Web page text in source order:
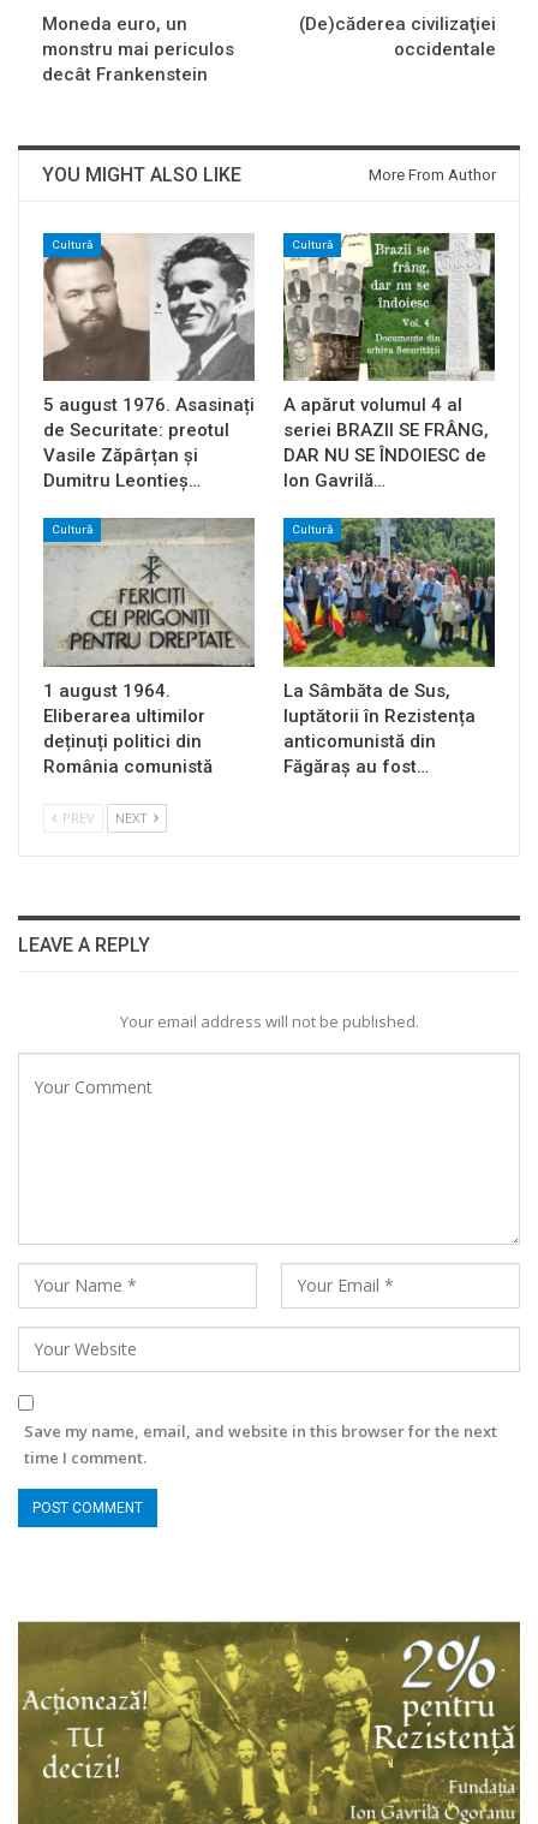
Moneda euro, un
monstru mai periculos
decât Frankenstein
(De)căderea civilizaţiei
occidentale
YOU MIGHT ALSO LIKE More From Author
Cultură
5 august 1976. Asasinați
de Securitate: preotul
Vasile Zăpârțan și
Dumitru Leontieș…
Cultură
A apărut volumul 4 al
seriei BRAZII SE FRÂNG,
DAR NU SE ÎNDOIESC de
Ion Gavrilă…
Cultură
1 august 1964.
Eliberarea ultimilor
deținuți politici din
România comunistă
Cultură
La Sâmbăta de Sus,
luptătorii în Rezistența
anticomunistă din
Făgăraș au fost…
PREV NEXT
LEAVE A REPLY
Your email address will not be published.
Save my name, email, and website in this browser for the next
time I comment.